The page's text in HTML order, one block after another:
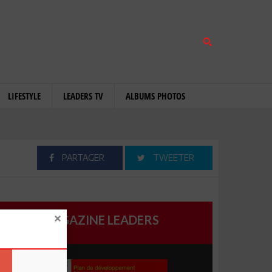
LIFESTYLE LEADERS TV ALBUMS PHOTOS
PARTAGER TWEETER
MAGAZINE LEADERS